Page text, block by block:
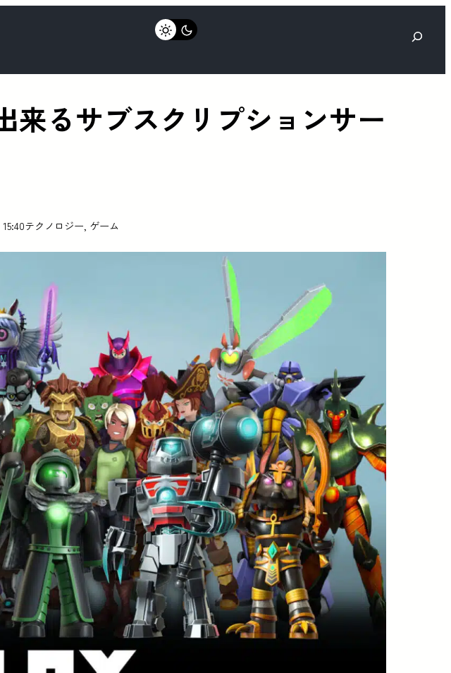
検
来るサブスクリプションサー
テクノロジー, ゲーム